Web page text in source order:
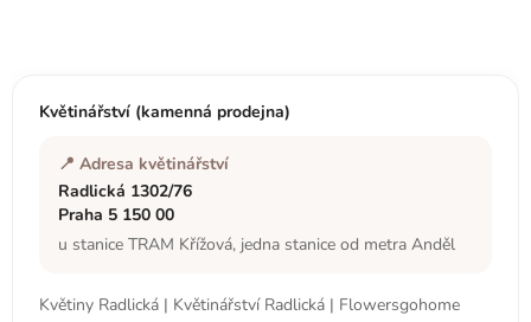
Květinářství (kamenná prodejna)
📍 Adresa květinářství
Radlická 1302/76
Praha 5 150 00
u stanice TRAM Křížová, jedna stanice od metra Anděl
Květiny Radlická | Květinářství Radlická | Flowersgohome